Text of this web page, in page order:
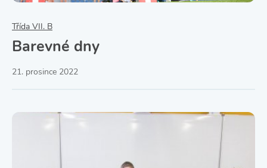
Třída VII. B
Barevné dny
21. prosince 2022